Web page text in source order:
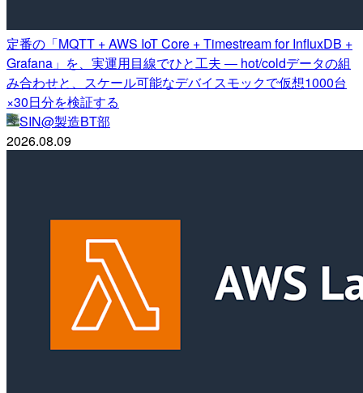
定番の「MQTT + AWS IoT Core + Timestream for InfluxDB +
Grafana」を、実運用目線でひと工夫 ― hot/coldデータの組
み合わせと、スケール可能なデバイスモックで仮想1000台
×30日分を検証する
SIN@製造BT部
2026.08.09